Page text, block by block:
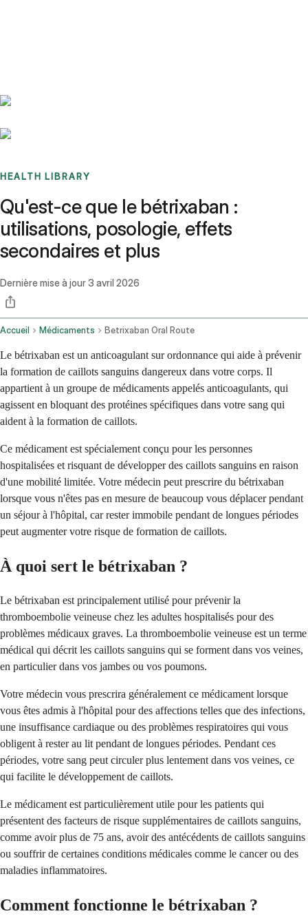
HEALTH LIBRARY
Qu'est-ce que le bétrixaban :
utilisations, posologie, effets
secondaires et plus
Dernière mise à jour3 avril 2026
Accueil Médicaments Betrixaban Oral Route
Le bétrixaban est un anticoagulant sur ordonnance qui aide à prévenir
la formation de caillots sanguins dangereux dans votre corps. Il
appartient à un groupe de médicaments appelés anticoagulants, qui
agissent en bloquant des protéines spécifiques dans votre sang qui
aident à la formation de caillots.
Ce médicament est spécialement conçu pour les personnes
hospitalisées et risquant de développer des caillots sanguins en raison
d'une mobilité limitée. Votre médecin peut prescrire du bétrixaban
lorsque vous n'êtes pas en mesure de beaucoup vous déplacer pendant
un séjour à l'hôpital, car rester immobile pendant de longues périodes
peut augmenter votre risque de formation de caillots.
À quoi sert le bétrixaban ?
Le bétrixaban est principalement utilisé pour prévenir la
thromboembolie veineuse chez les adultes hospitalisés pour des
problèmes médicaux graves. La thromboembolie veineuse est un terme
médical qui décrit les caillots sanguins qui se forment dans vos veines,
en particulier dans vos jambes ou vos poumons.
Votre médecin vous prescrira généralement ce médicament lorsque
vous êtes admis à l'hôpital pour des affections telles que des infections,
une insuffisance cardiaque ou des problèmes respiratoires qui vous
obligent à rester au lit pendant de longues périodes. Pendant ces
périodes, votre sang peut circuler plus lentement dans vos veines, ce
qui facilite le développement de caillots.
Le médicament est particulièrement utile pour les patients qui
présentent des facteurs de risque supplémentaires de caillots sanguins,
comme avoir plus de 75 ans, avoir des antécédents de caillots sanguins
ou souffrir de certaines conditions médicales comme le cancer ou des
maladies inflammatoires.
Comment fonctionne le bétrixaban ?